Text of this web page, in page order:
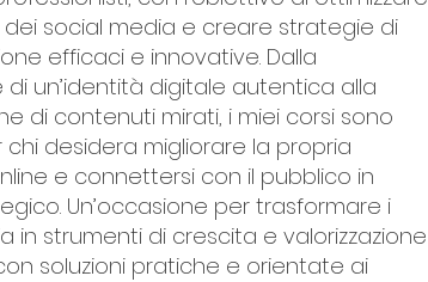
social media e creare strategie di
efficaci e innovative. Dalla
di un’identità digitale autentica alla
di contenuti mirati, i miei corsi sono
desidera migliorare la propria
e connettersi con il pubblico in
Un’occasione per trasformare i
in strumenti di crescita e valorizzazione
soluzioni pratiche e orientate ai